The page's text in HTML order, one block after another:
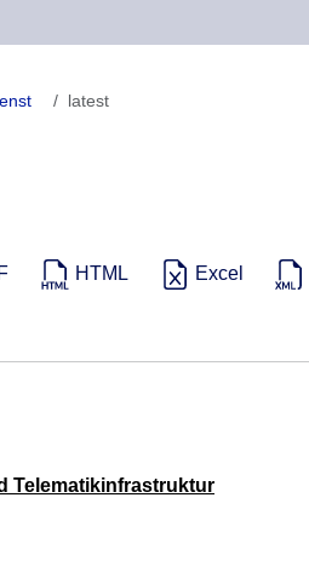
latest
HTML Excel
Telematikinfrastruktur